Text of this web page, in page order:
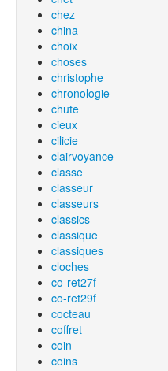
chez
china
choix
choses
christophe
chronologie
chute
cieux
cilicie
clairvoyance
classe
classeur
classeurs
classics
classique
classiques
cloches
co-ret27f
co-ret29f
cocteau
coffret
coin
coins